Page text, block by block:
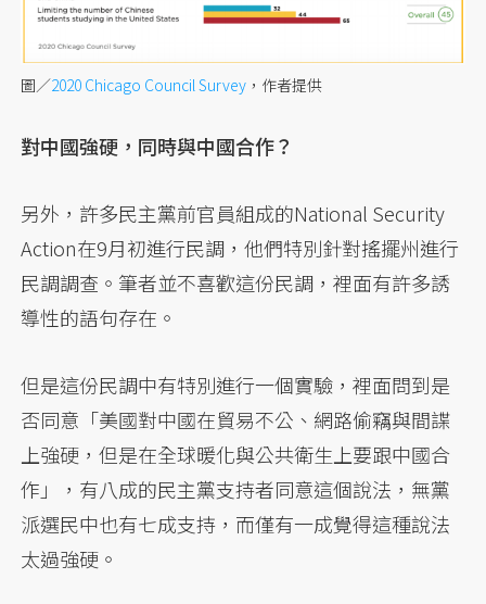
圖／2020 Chicago Council Survey ，作者提供
對中國強硬，同時與中國合作？
另外，許多民主黨前官員組成的National Security
Action在9月初進行民調，他們特別針對搖擺州進行
民調調查。筆者並不喜歡這份民調，裡面有許多誘
導性的語句存在。
但是這份民調中有特別進行一個實驗，裡面問到是
否同意「美國對中國在貿易不公、網路偷竊與間諜
上強硬，但是在全球暖化與公共衛生上要跟中國合
作」，有八成的民主黨支持者同意這個說法，無黨
派選民中也有七成支持，而僅有一成覺得這種說法
太過強硬。